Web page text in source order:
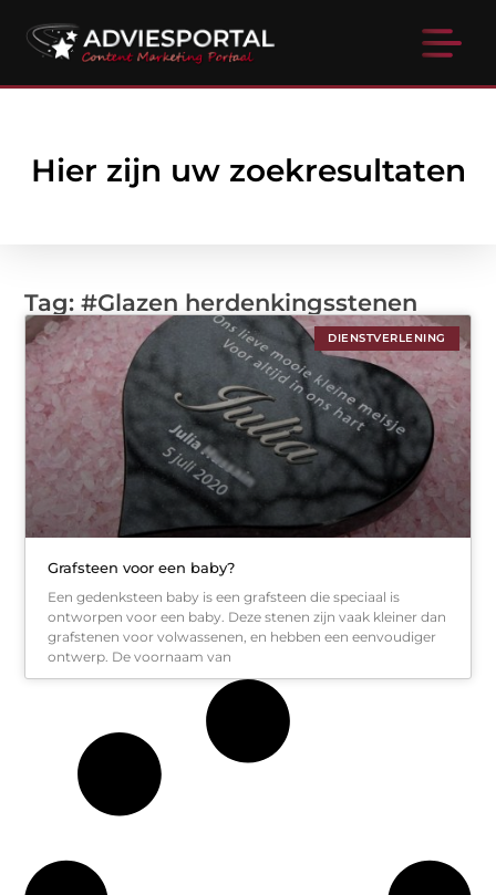
Hier zijn uw zoekresultaten
Tag: #Glazen herdenkingsstenen
DIENSTVERLENING
Grafsteen voor een baby?
Een gedenksteen baby is een grafsteen die speciaal is
ontworpen voor een baby. Deze stenen zijn vaak kleiner dan
grafstenen voor volwassenen, en hebben een eenvoudiger
ontwerp. De voornaam van